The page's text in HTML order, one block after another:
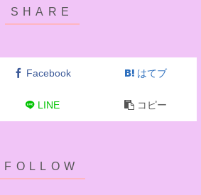
Facebook はてブ
LINE コピー